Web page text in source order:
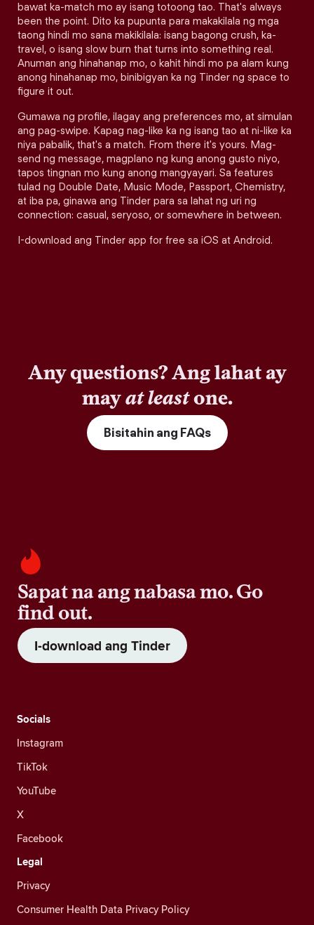
bawat ka-match mo ay isang totoong tao. That's always
been the point. Dito ka pupunta para makakilala ng mga
taong hindi mo sana makikilala: isang bagong crush, ka-
travel, o isang slow burn that turns into something real.
Anuman ang hinahanap mo, o kahit hindi mo pa alam kung
anong hinahanap mo, binibigyan ka ng Tinder ng space to
figure it out.
Gumawa ng profile, ilagay ang preferences mo, at simulan
ang pag-swipe. Kapag nag-like ka ng isang tao at ni-like ka
niya pabalik, that's a match. From there it's yours. Mag-
send ng message, magplano ng kung anong gusto niyo,
tapos tingnan mo kung anong mangyayari. Sa features
tulad ng Double Date, Music Mode, Passport, Chemistry,
at iba pa, ginawa ang Tinder para sa lahat ng uri ng
connection: casual, seryoso, or somewhere in between.
I-download ang Tinder app for free sa iOS at Android.
Any questions? Ang lahat ay
mayat leastone.
Bisitahin ang FAQs
Sapat na ang nabasa mo. Go
find out.
I-download ang Tinder
Socials
Instagram
TikTok
YouTube
X
Facebook
Legal
Privacy
Consumer Health Data Privacy Policy